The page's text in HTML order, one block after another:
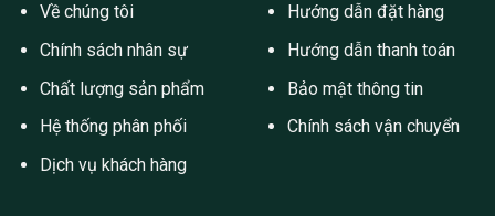
Về chúng tôi
Chính sách nhân sự
Chất lượng sản phẩm
Hệ thống phân phối
Dịch vụ khách hàng
Hướng dẫn đặt hàng
Hướng dẫn thanh toán
Bảo mật thông tin
Chính sách vận chuyển